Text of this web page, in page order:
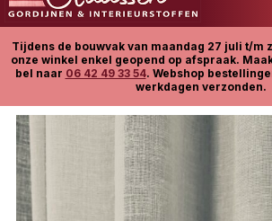
Tijdens de bouwvak van maandag 27 juli t/m
onze winkel enkel geopend op afspraak.
bel naar 06 42 49 33 54. Webshop
werkdagen verzonden.